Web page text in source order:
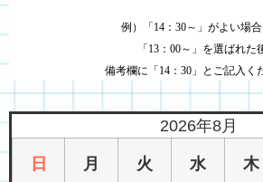
例）「14：30～」がよい場合
「13：00～」を選ばれた
備考欄に「14：30」とご記入く
2026年8月
日 月 火 水 木